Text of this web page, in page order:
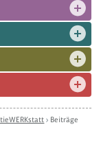
› Beiträge